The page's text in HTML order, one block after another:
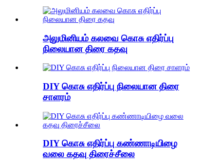
அலுமினியம் கலவை கொசு எதிர்ப்பு
நிலையான திரை கதவு
DIY கொசு எதிர்ப்பு நிலையான திரை
சாளரம்
DIY கொசு எதிர்ப்பு கண்ணாடியிழை
வலை கதவு திரைச்சீலை